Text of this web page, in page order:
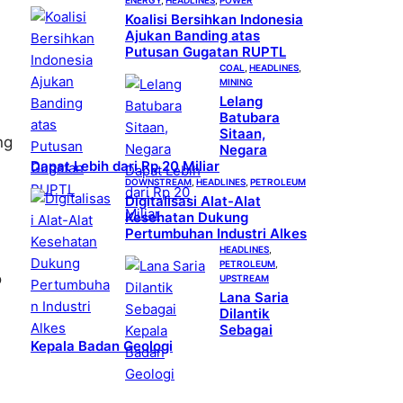
Koalisi Bersihkan Indonesia
Ajukan Banding atas
Putusan Gugatan RUPTL
COAL, HEADLINES
MINING
Lelang
Batubara
Sitaan,
Negara
Dapat Lebih dari Rp 20 Miliar
DOWNSTREAM, HEADLINES, PETROLEUM
Digitalisasi Alat-Alat
Kesehatan Dukung
Pertumbuhan Industri Alkes
HEADLINES
PETROLEUM
UPSTREAM
Lana Saria
Dilantik
Sebagai
Kepala Badan Geologi